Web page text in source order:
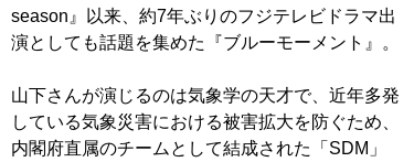
season』以来、約7年ぶりのフジテレビドラマ出
演としても話題を集めた『ブルーモーメント』。
山下さんが演じるのは気象学の天才で、近年多発
している気象災害における被害拡大を防ぐため、
内閣府直属のチームとして結成された「SDM」